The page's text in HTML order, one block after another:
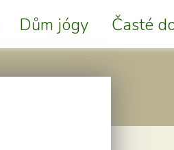
Dům jógy Časté